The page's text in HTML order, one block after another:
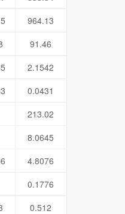
964.13
91.46
2.1542
0.0431
213.02
8.0645
4.8076
0.1776
0.512